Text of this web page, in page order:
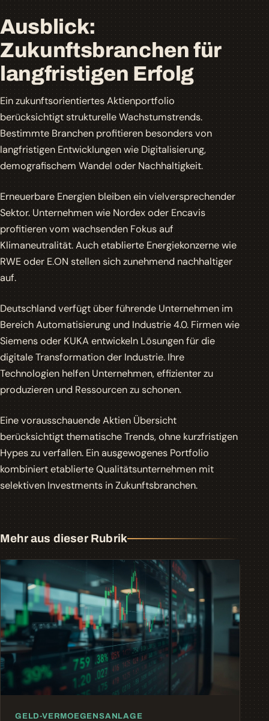
Ausblick:
Zukunftsbranchen für
langfristigen Erfolg
Ein zukunftsorientiertes Aktienportfolio
berücksichtigt strukturelle Wachstumstrends.
Bestimmte Branchen profitieren besonders von
langfristigen Entwicklungen wie Digitalisierung,
demografischem Wandel oder Nachhaltigkeit.
Erneuerbare Energien bleiben ein vielversprechender
Sektor. Unternehmen wie Nordex oder Encavis
profitieren vom wachsenden Fokus auf
Klimaneutralität. Auch etablierte Energiekonzerne wie
RWE oder E.ON stellen sich zunehmend nachhaltiger
auf.
Deutschland verfügt über führende Unternehmen im
Bereich Automatisierung und Industrie 4.0. Firmen wie
Siemens oder KUKA entwickeln Lösungen für die
digitale Transformation der Industrie. Ihre
Technologien helfen Unternehmen, effizienter zu
produzieren und Ressourcen zu schonen.
Eine vorausschauende Aktien Übersicht
berücksichtigt thematische Trends, ohne kurzfristigen
Hypes zu verfallen. Ein ausgewogenes Portfolio
kombiniert etablierte Qualitätsunternehmen mit
selektiven Investments in Zukunftsbranchen.
Mehr aus dieser Rubrik
GELD-VERMOEGENSANLAGE